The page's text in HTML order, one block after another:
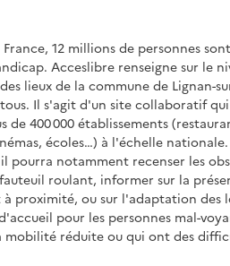
12 millions de personnes
Acceslibre renseigne sur le
lieux de la commune de Lignan-
Il s'agit d'un site collaboratif
de 400 000 établissements
écoles…) à l'échelle nationale.
pourra notamment recenser les
roulant, informer sur la
proximité, ou sur l'adaptation des
pour les personnes mal-
mobilité réduite ou qui ont des